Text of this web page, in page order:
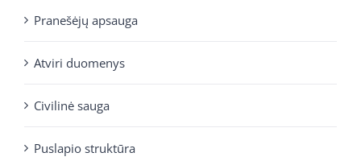
Pranešėjų apsauga
Atviri duomenys
Civilinė sauga
Puslapio struktūra